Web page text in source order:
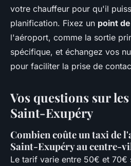
votre chauffeur pour qu'il
planification. Fixez un point
l'aéroport, comme la sortie
spécifique, et échangez vos
pour faciliter la prise de
Vos questions sur
Saint-Exupéry
Combien coûte un taxi de
Saint-Exupéry au centre-
Le tarif varie entre 50€ et 70€